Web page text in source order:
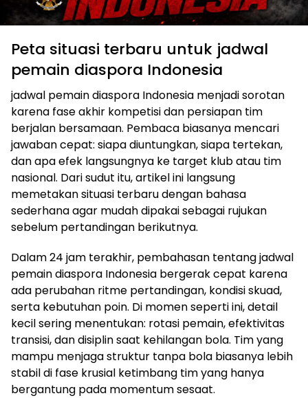
Peta situasi terbaru untuk jadwal
pemain diaspora Indonesia
jadwal pemain diaspora Indonesia menjadi sorotan
karena fase akhir kompetisi dan persiapan tim
berjalan bersamaan. Pembaca biasanya mencari
jawaban cepat: siapa diuntungkan, siapa tertekan,
dan apa efek langsungnya ke target klub atau tim
nasional. Dari sudut itu, artikel ini langsung
memetakan situasi terbaru dengan bahasa
sederhana agar mudah dipakai sebagai rujukan
sebelum pertandingan berikutnya.
Dalam 24 jam terakhir, pembahasan tentang jadwal
pemain diaspora Indonesia bergerak cepat karena
ada perubahan ritme pertandingan, kondisi skuad,
serta kebutuhan poin. Di momen seperti ini, detail
kecil sering menentukan: rotasi pemain, efektivitas
transisi, dan disiplin saat kehilangan bola. Tim yang
mampu menjaga struktur tanpa bola biasanya lebih
stabil di fase krusial ketimbang tim yang hanya
bergantung pada momentum sesaat.